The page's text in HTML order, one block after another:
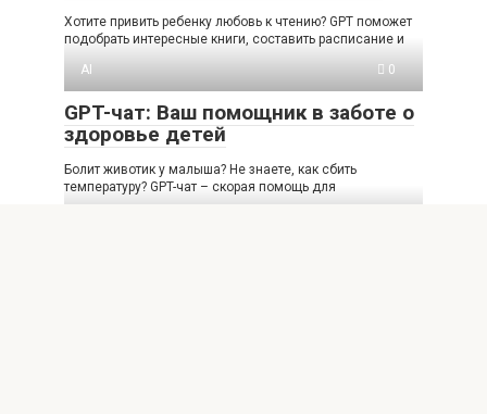
Хотите привить ребенку любовь к чтению? GPT поможет
подобрать интересные книги, составить расписание и
AI
0
GPT-чат: Ваш помощник в заботе о
здоровье детей
Болит животик у малыша? Не знаете, как сбить
температуру? GPT-чат – скорая помощь для